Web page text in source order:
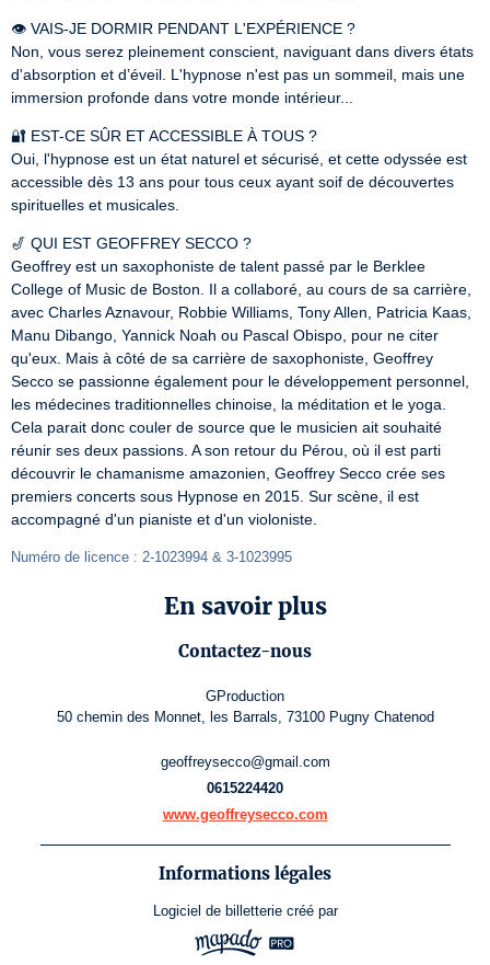
👁️ VAIS-JE DORMIR PENDANT L'EXPÉRIENCE ?
Non, vous serez pleinement conscient, naviguant dans divers états
d'absorption et d’éveil. L'hypnose n'est pas un sommeil, mais une
immersion profonde dans votre monde intérieur...
🔐 EST-CE SÛR ET ACCESSIBLE À TOUS ?
Oui, l'hypnose est un état naturel et sécurisé, et cette odyssée est
accessible dès 13 ans pour tous ceux ayant soif de découvertes
spirituelles et musicales.
🎷 QUI EST GEOFFREY SECCO ?
Geoffrey est un saxophoniste de talent passé par le Berklee
College of Music de Boston. Il a collaboré, au cours de sa carrière,
avec Charles Aznavour, Robbie Williams, Tony Allen, Patricia Kaas,
Manu Dibango, Yannick Noah ou Pascal Obispo, pour ne citer
qu'eux. Mais à côté de sa carrière de saxophoniste, Geoffrey
Secco se passionne également pour le développement personnel,
les médecines traditionnelles chinoise, la méditation et le yoga.
Cela parait donc couler de source que le musicien ait souhaité
réunir ses deux passions. A son retour du Pérou, où il est parti
découvrir le chamanisme amazonien, Geoffrey Secco crée ses
premiers concerts sous Hypnose en 2015. Sur scène, il est
accompagné d'un pianiste et d'un violoniste.
Numéro de licence : 2-1023994 & 3-1023995
En savoir plus
Contactez-nous
GProduction
50 chemin des Monnet, les Barrals, 73100 Pugny Chatenod
geoffreysecco@gmail.com
0615224420
www.geoffreysecco.com
Informations légales
Logiciel de billetterie créé par